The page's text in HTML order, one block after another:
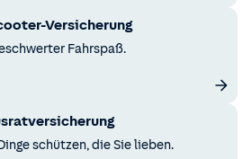
Versicherung
Fahrspaß.
schützen, die Sie lieben.